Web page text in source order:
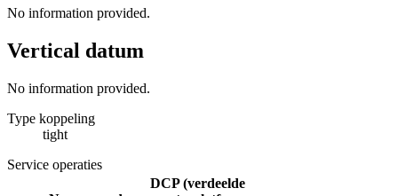
No information provided.
Vertical datum
No information provided.
Type koppeling
tight
Service operaties
DCP (verdeelde